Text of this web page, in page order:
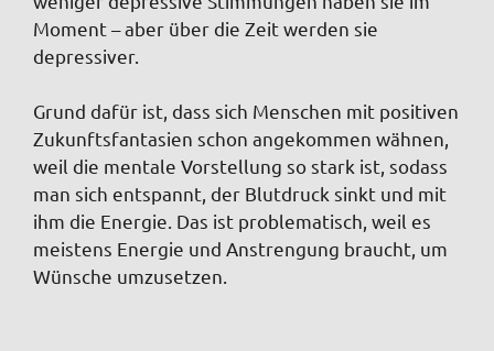
Moment – aber über die Zeit werden sie
depressiver.
Grund dafür ist, dass sich Menschen mit positiven
Zukunftsfantasien schon angekommen wähnen,
weil die mentale Vorstellung so stark ist, sodass
man sich entspannt, der Blutdruck sinkt und mit
ihm die Energie. Das ist problematisch, weil es
meistens Energie und Anstrengung braucht, um
Wünsche umzusetzen.